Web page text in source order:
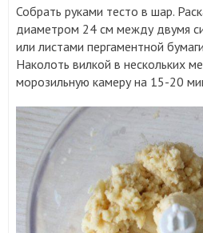
Собрать руками тесто в шар.
диаметром 24 см между двумя
или листами пергаментной
Наколоть вилкой в нескольких
морозильную камеру на 15-20